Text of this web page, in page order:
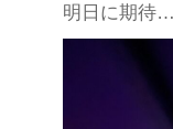
明日に期待…